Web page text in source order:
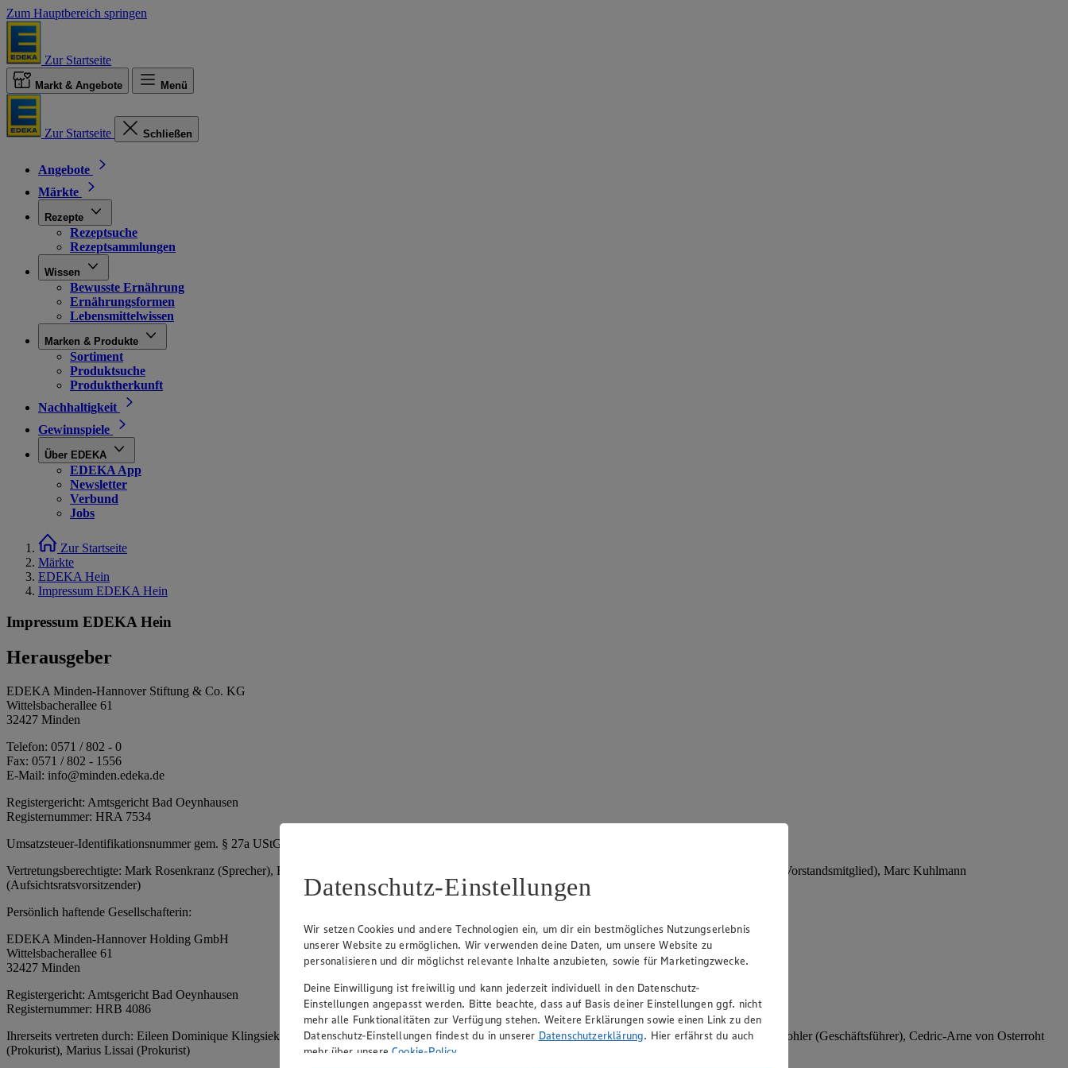
Zum Hauptbereich springen
Zur Startseite
Markt & Angebote Menü
Zur Startseite Schließen
Angebote
Märkte
Rezepte
Rezeptsuche
Rezeptsammlungen
Wissen
Bewusste Ernährung
Ernährungsformen
Lebensmittelwissen
Marken & Produkte
Sortiment
Produktsuche
Produktherkunft
Nachhaltigkeit
Gewinnspiele
Über EDEKA
EDEKA App
Newsletter
Verbund
Jobs
Zur Startseite
Märkte
EDEKA Hein
Impressum EDEKA Hein
Impressum EDEKA Hein
Herausgeber
EDEKA Minden-Hannover Stiftung & Co. KG
Wittelsbacherallee 61
32427 Minden
Telefon: 0571 / 802 - 0
Fax: 0571 / 802 - 1556
E-Mail: info@minden.edeka.de
Registergericht: Amtsgericht Bad Oeynhausen
Registernummer: HRA 7534
Umsatzsteuer-Identifikationsnummer gem. § 27a UStG: DE 266067317
Vertretungsberechtigte: Mark Rosenkranz (Sprecher), Eileen Dominique Klingsiek (Vorstandsmitglied), Ulf-U. Plath (Vorstandsmitglied), Stephan Wohler (Vorstandsmitglied), Marc Kuhlmann
(Aufsichtsratsvorsitzender)
Persönlich haftende Gesellschafterin:
EDEKA Minden-Hannover Holding GmbH
Wittelsbacherallee 61
32427 Minden
Registergericht: Amtsgericht Bad Oeynhausen
Registernummer: HRB 4086
Ihrerseits vertreten durch: Eileen Dominique Klingsiek (Geschäftsführerin), Mark Rosenkranz (Geschäftsführer), Ulf-U. Plath (Geschäftsführer), Stephan Wohler (Geschäftsführer), Cedric-Arne von Osterroht
(Prokurist), Marius Lissai (Prokurist)
Datenschutz-Einstellungen
Wir setzen Cookies und andere Technologien ein, um dir ein bestmögliches Nutzungserlebnis
unserer Website zu ermöglichen. Wir verwenden deine Daten, um unsere Website zu
personalisieren und dir möglichst relevante Inhalte anzubieten, sowie für Marketingzwecke.
Deine Einwilligung ist freiwillig und kann jederzeit individuell in den Datenschutz-
Einstellungen angepasst werden. Bitte beachte, dass auf Basis deiner Einstellungen ggf. nicht
mehr alle Funktionalitäten zur Verfügung stehen. Weitere Erklärungen sowie einen Link zu den
Datenschutz-Einstellungen findest du in unserer Datenschutzerklärung. Hier erfährst du auch
mehr über unsereCookie-Policy.